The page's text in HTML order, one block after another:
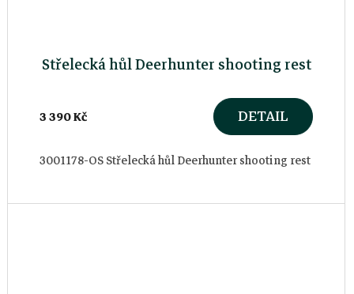
Střelecká hůl Deerhunter shooting rest
3 390 Kč DETAIL
3001178-OS Střelecká hůl Deerhunter shooting rest